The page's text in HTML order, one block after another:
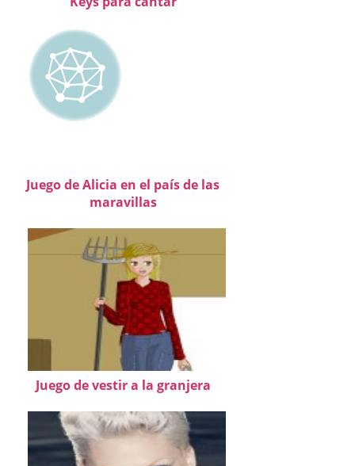
Juego de Alicia en el país de las
maravillas
Juego de vestir a la granjera